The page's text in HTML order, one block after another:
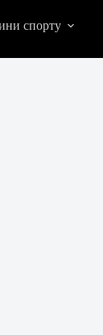
спорту